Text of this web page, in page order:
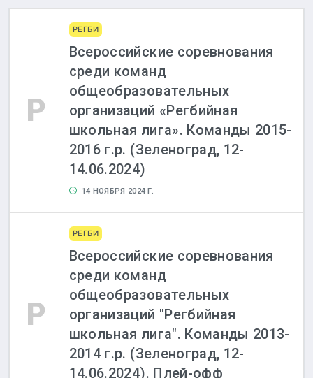
Р
РЕГБИ
Всероссийские соревнования
среди команд
общеобразовательных
организаций «Регбийная
школьная лига». Команды 2015-
2016 г.р. (Зеленоград, 12-
14.06.2024)
14 НОЯБРЯ 2024 Г.
Р
РЕГБИ
Всероссийские соревнования
среди команд
общеобразовательных
организаций "Регбийная
школьная лига". Команды 2013-
2014 г.р. (Зеленоград, 12-
14.06.2024). Плей-офф